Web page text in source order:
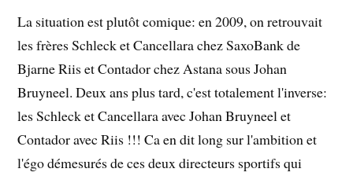
La situation est plutôt comique: en 2009, on retrouvait
les frères Schleck et Cancellara chez SaxoBank de
Bjarne Riis et Contador chez Astana sous Johan
Bruyneel. Deux ans plus tard, c'est totalement l'inverse:
les Schleck et Cancellara avec Johan Bruyneel et
Contador avec Riis !!! Ca en dit long sur l'ambition et
l'égo démesurés de ces deux directeurs sportifs qui